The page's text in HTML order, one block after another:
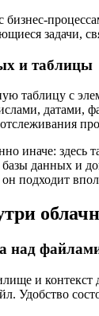
бизнес-
задачи,
и таблицы
таблицу с
датами,
иначе: здесь
данных и
подходит
над
и
Удобство